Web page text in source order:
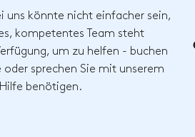
uns könnte nicht einfacher sein,
kompetentes Team steht
um zu helfen - buchen
sprechen Sie mit unserem
Hilfe benötigen.